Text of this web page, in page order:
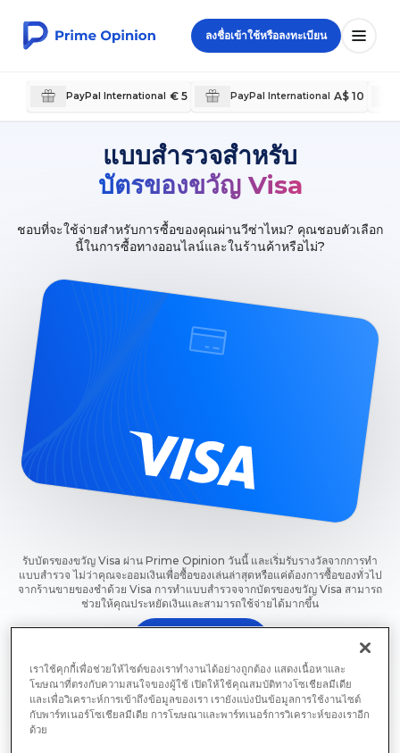
ลงชื่อเข้าใช้หรือลงทะเบียน
PayPal International € 5 PayPal International A$ 10
แบบสำรวจสำหรับ
บัตรของขวัญ Visa
ชอบที่จะใช้จ่ายสำหรับการซื้อของคุณผ่านวีซ่าไหม? คุณชอบตัวเลือก
นี้ในการซื้อทางออนไลน์และในร้านค้าหรือไม่?
รับบัตรของขวัญ Visa ผ่าน Prime Opinion วันนี้ และเริ่มรับรางวัลจากการทำ
แบบสำรวจ ไม่ว่าคุณจะออมเงินเพื่อซื้อของเล่นล่าสุดหรือแค่ต้องการซื้อของทั่วไป
จากร้านขายของชำด้วย Visa การทำแบบสำรวจจากบัตรของขวัญ Visa สามารถ
ช่วยให้คุณประหยัดเงินและสามารถใช้จ่ายได้มากขึ้น
เริ่มต้นทำแบบสำรวจสำหรับบัตรของขวัญ Visa กับ Prime
Opinion ตอนนี้เลย
เราใช้คุกกี้เพื่อช่วยให้ไซต์ของเราทำงานได้อย่างถูกต้อง แสดงเนื้อหาและ
โฆษณาที่ตรงกับความสนใจของผู้ใช้ เปิดให้ใช้คุณสมบัติทางโซเชียลมีเดีย
และเพื่อวิเคราะห์การเข้าถึงข้อมูลของเรา เรายังแบ่งปันข้อมูลการใช้งานไซต์
กับพาร์ทเนอร์โซเชียลมีเดีย การโฆษณาและพาร์ทเนอร์การวิเคราะห์ของเราอีก
ด้วย